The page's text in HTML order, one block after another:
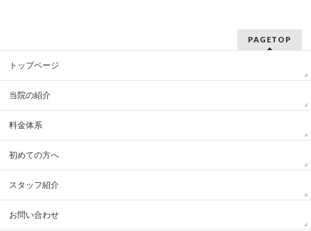
PAGETOP
トップページ
当院の紹介
料金体系
初めての方へ
スタッフ紹介
お問い合わせ